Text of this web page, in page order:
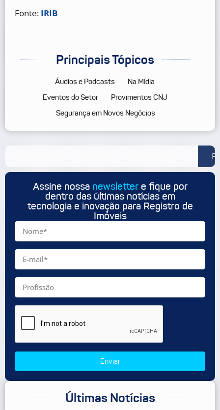
Fonte: IRIB
Principais Tópicos
Áudios e Podcasts
Na Mídia
Eventos do Setor
Provimentos CNJ
Segurança em Novos Negócios
Assine nossa newslettere fique por
dentro das últimas notícias em
tecnologia e inovação para Registro de
Imóveis
Enviar
Últimas Notícias